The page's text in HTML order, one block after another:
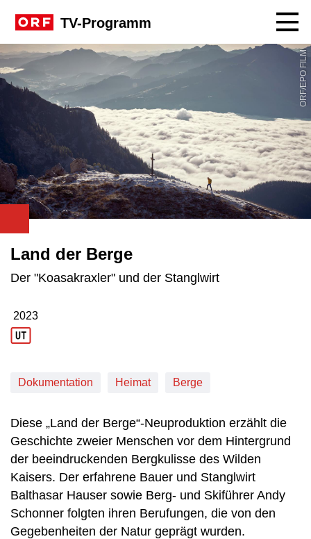
TV-Programm
ORF/EPO FILM
Land der Berge
Der "Koasakraxler" und der Stanglwirt
Produktionsjahr: 2023
2023
Dokumentation Heimat Berge
Diese „Land der Berge“-Neuproduktion erzählt die
Geschichte zweier Menschen vor dem Hintergrund
der beeindruckenden Bergkulisse des Wilden
Kaisers. Der erfahrene Bauer und Stanglwirt
Balthasar Hauser sowie Berg- und Skiführer Andy
Schonner folgten ihren Berufungen, die von den
Gegebenheiten der Natur geprägt wurden.